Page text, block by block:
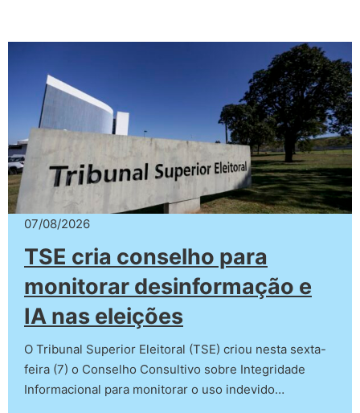
07/08/2026
TSE cria conselho para
monitorar desinformação e
IA nas eleições
O Tribunal Superior Eleitoral (TSE) criou nesta sexta-
feira (7) o Conselho Consultivo sobre Integridade
Informacional para monitorar o uso indevido…